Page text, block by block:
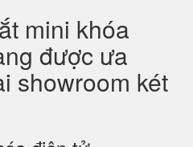
mini khóa
được ưa
showroom két